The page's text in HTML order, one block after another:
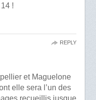
!
et Maguelone
elle sera l’un des
REPLY